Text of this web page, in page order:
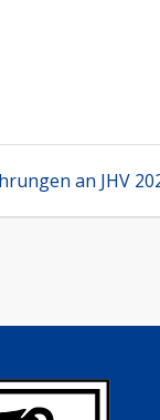
an JHV